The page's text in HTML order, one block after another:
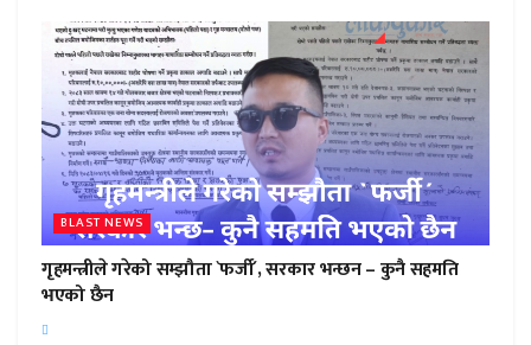
BLAST NEWS
गृहमन्त्रीले गरेको सम्झौता `फर्जी´, सरकार भन्छन – कुनै सहमति
भएको छैन